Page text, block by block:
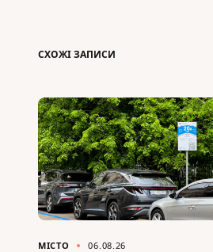
СХОЖІ ЗАПИСИ
МІСТО 06.08.26